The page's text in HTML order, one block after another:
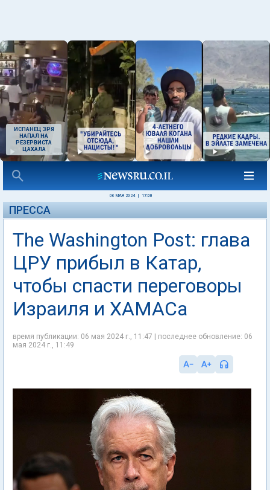
ИСПАНЕЦ ЗРЯ
НАПАЛ НА
РЕЗЕРВИСТА
ЦАХАЛА
06 МАЯ 2024 17:00
ПРЕССА
The Washington Post: глава
ЦРУ прибыл в Катар,
чтобы спасти переговоры
Израиля и ХАМАСа
время публикации: 06 мая 2024 г., 11:47 | последнее обновление: 06
мая 2024 г., 11:49